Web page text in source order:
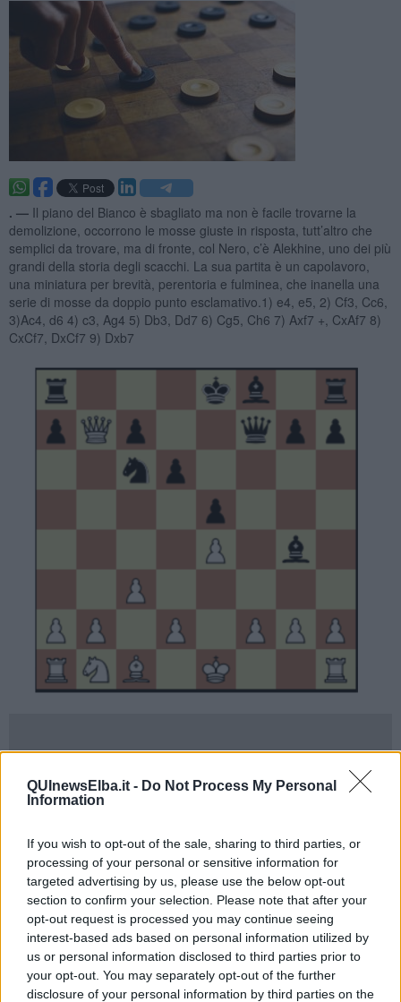
QUInewsElba.it - Do Not Process My Personal
Information
If you wish to opt-out of the sale, sharing to third parties, or
processing of your personal or sensitive information for
targeted advertising by us, please use the below opt-out
section to confirm your selection. Please note that after your
opt-out request is processed you may continue seeing
interest-based ads based on personal information utilized by
us or personal information disclosed to third parties prior to
your opt-out. You may separately opt-out of the further
disclosure of your personal information by third parties on the
. — Il piano del Bianco è sbagliato ma non è facile trovarne la
demolizione, occorrono le mosse giuste in risposta, tutt’altro che
semplici da trovare, ma di fronte, col Nero, c’è Alekhine, uno dei più
grandi della storia degli scacchi. La sua partita è un capolavoro,
una miniatura per brevità, perentoria e fulminea, che inanella una
serie di mosse da doppio punto esclamativo.1) e4, e5, 2) Cf3, Cc6,
3)Ac4, d6 4) c3, Ag4 5) Db3, Dd7 6) Cg5, Ch6 7) Axf7 +, CxAf7 8)
CxCf7, DxCf7 9) Dxb7
…Rd7 ! (il nero sceglie di mantenere il Cavallo perdendo la Torre)
10) Dxa8, Dc4 11) f3, Axf3 ! 12) gxAf3, Cd4 ! 13) d3, (se cxCd4,